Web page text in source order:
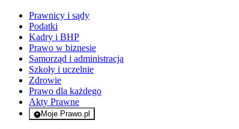
Prawnicy i sądy
Podatki
Kadry i BHP
Prawo w biznesie
Samorząd i administracja
Szkoły i uczelnie
Zdrowie
Prawo dla każdego
Akty Prawne
Moje Prawo.pl
- rejestracja i logowanie do serwisu